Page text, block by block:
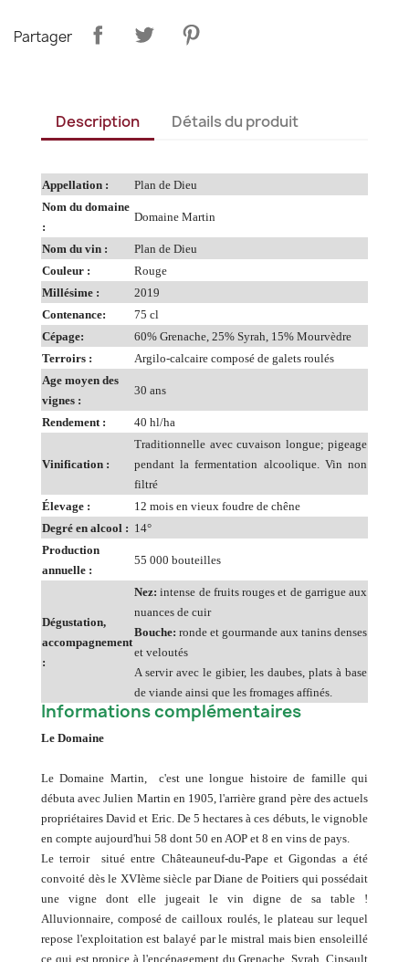
Partager
Description Détails du produit
Appellation :
Plan de Dieu
Nom du domaine
:
Domaine Martin
Nom du vin :
Plan de Dieu
Couleur :
Rouge
Millésime :
2019
Contenance:
75 cl
Cépage:
60% Grenache, 25% Syrah, 15% Mourvèdre
Terroirs :
Argilo-calcaire composé de galets roulés
Age moyen des
vignes :
30 ans
Rendement : 40 hl/ha
Vinification :
Traditionnelle avec cuvaison longue; pigeage
pendant la fermentation alcoolique. Vin non
filtré
Élevage :
12 mois en vieux foudre de chêne
Degré en alcool : 14°
Production
annuelle :
55 000 bouteilles
Dégustation,
accompagnement
:
Nez: intense de fruits rouges et de garrigue aux
nuances de cuir
Bouche: ronde et gourmande aux tanins denses
et veloutés
A servir avec le gibier, les daubes, plats à base
de viande ainsi que les fromages affinés.
Informations complémentaires
Le Domaine
Le Domaine Martin, c'est une longue histoire de famille qui
débuta avec Julien Martin en 1905, l'arrière grand père des actuels
propriétaires David et Eric. De 5 hectares à ces débuts, le vignoble
en compte aujourd'hui 58 dont 50 en AOP et 8 en vins de pays.
Le terroir situé entre Châteauneuf-du-Pape et Gigondas a été
convoité dès le XVIème siècle par Diane de Poitiers qui possédait
une vigne dont elle jugeait le vin digne de sa table !
Alluvionnaire, composé de cailloux roulés, le plateau sur lequel
repose l'exploitation est balayé par le mistral mais bien ensoleillé
ce qui est propice à l'encépagement du Grenache, Syrah, Cinsault